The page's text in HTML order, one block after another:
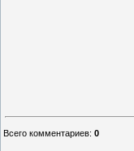
Всего комментариев: 0